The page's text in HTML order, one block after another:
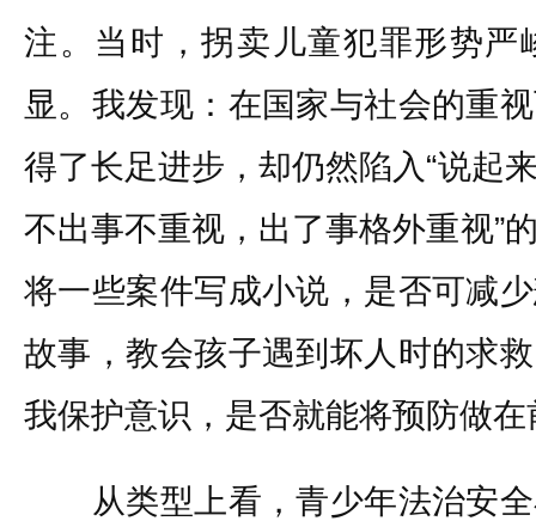
注。当时，拐卖儿童犯罪形势严
显。我发现：在国家与社会的重
得了长足进步，却仍然陷入“说起
不出事不重视，出了事格外重视”
将一些案件写成小说，是否可减
故事，教会孩子遇到坏人时的求
我保护意识，是否就能将预防做在
从类型上看，青少年法治安全